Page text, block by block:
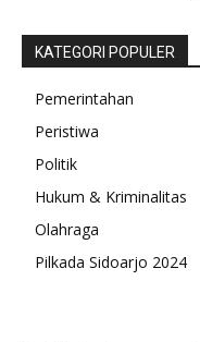
KATEGORI POPULER
Pemerintahan
Peristiwa
Politik
Hukum & Kriminalitas
Olahraga
Pilkada Sidoarjo 2024